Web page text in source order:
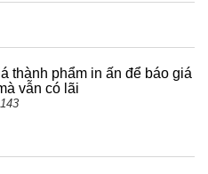
thành phẩm in ấn để báo giá
vẫn có lãi
143